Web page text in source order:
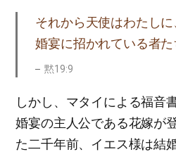
それから天使はわたし
婚宴に招かれている者
黙19:9
しかし、マタイによる福音
婚宴の主人公である花嫁が
た二千年前、イエス様は結